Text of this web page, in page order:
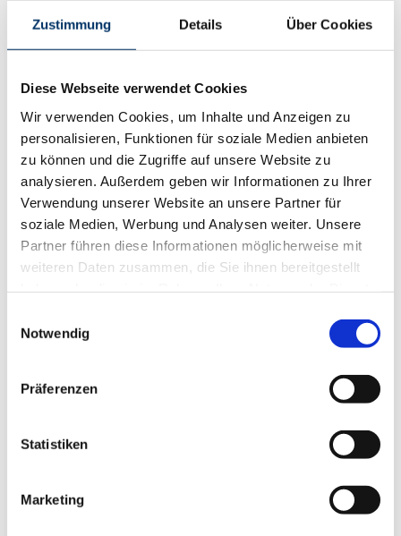
Zustimmung Details Über Cookies
Diese Webseite verwendet Cookies
Wir verwenden Cookies, um Inhalte und Anzeigen zu
personalisieren, Funktionen für soziale Medien anbieten
zu können und die Zugriffe auf unsere Website zu
analysieren. Außerdem geben wir Informationen zu Ihrer
Verwendung unserer Website an unsere Partner für
soziale Medien, Werbung und Analysen weiter. Unsere
Partner führen diese Informationen möglicherweise mit
weiteren Daten zusammen, die Sie ihnen bereitgestellt
Notwendig
Präferenzen
Statistiken
Marketing
*
Durch Klick auf "Abschicken" bestätigen Sie unsere
Hinweise zumDatenschutz.
Abschicken
*Pflichtfelder
Herr Frobeen kann Ihnen eine genaue
Gerne berät Sie Herr Frobeen
info@frobeen.de
Zahlungsmodalitäten aus?